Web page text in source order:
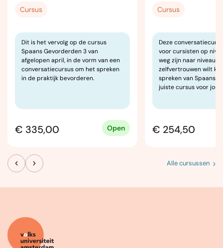
Cursus
Dit is het vervolg op de cursus
Spaans Gevorderden 3 van
afgelopen april, in de vorm van een
conversatiecursus om het spreken
in de praktijk bevorderen.
€ 335,00 Open
Cursus
Deze
voor cursisten op
weg zijn naar niveau
zelfvertrouwen wilt
spreken van Spaans,
juiste cursus voor jou.
€ 254,50
Alle cursussen